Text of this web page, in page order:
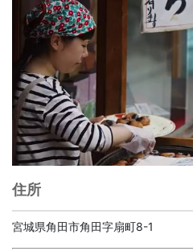
住所
宮城県角田市角田字扇町8-1